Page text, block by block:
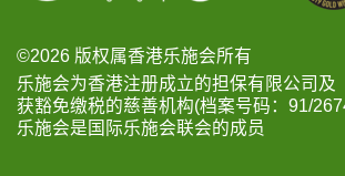
©2026 版权属香港乐施会所有
乐施会为香港注册成立的担保有限公司及
获豁免缴税的慈善机构(档案号码：91/
乐施会是国际乐施会联会的成员